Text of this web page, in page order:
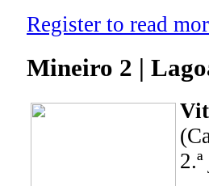
Register to read
Mineiro 2 |